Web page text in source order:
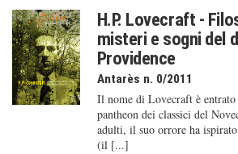
H.P. Lovecraft -
misteri e sogni del
Providence
Antarès n. 0/2011
Il nome di Lovecraft è
pantheon dei classici del
adulti, il suo orrore ha
(il [...]